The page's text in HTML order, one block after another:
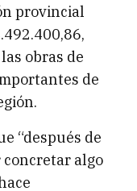
provincial
obras de
de
“después de
concretar algo